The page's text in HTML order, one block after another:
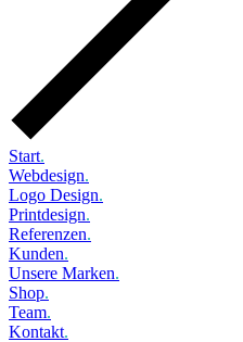
Start.
Webdesign.
Logo Design.
Printdesign.
Referenzen.
Kunden.
Unsere Marken.
Shop.
Team.
Kontakt.